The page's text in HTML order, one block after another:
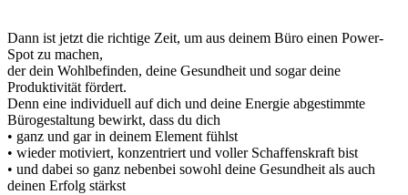
Dann ist jetzt die richtige Zeit, um aus deinem Büro einen Power-
Spot zu machen,
der dein Wohlbefinden, deine Gesundheit und sogar deine
Produktivität fördert.
Denn eine individuell auf dich und deine Energie abgestimmte
Bürogestaltung bewirkt, dass du dich
• ganz und gar in deinem Element fühlst
• wieder motiviert, konzentriert und voller Schaffenskraft bist
• und dabei so ganz nebenbei sowohl deine Gesundheit als auch
deinen Erfolg stärkst